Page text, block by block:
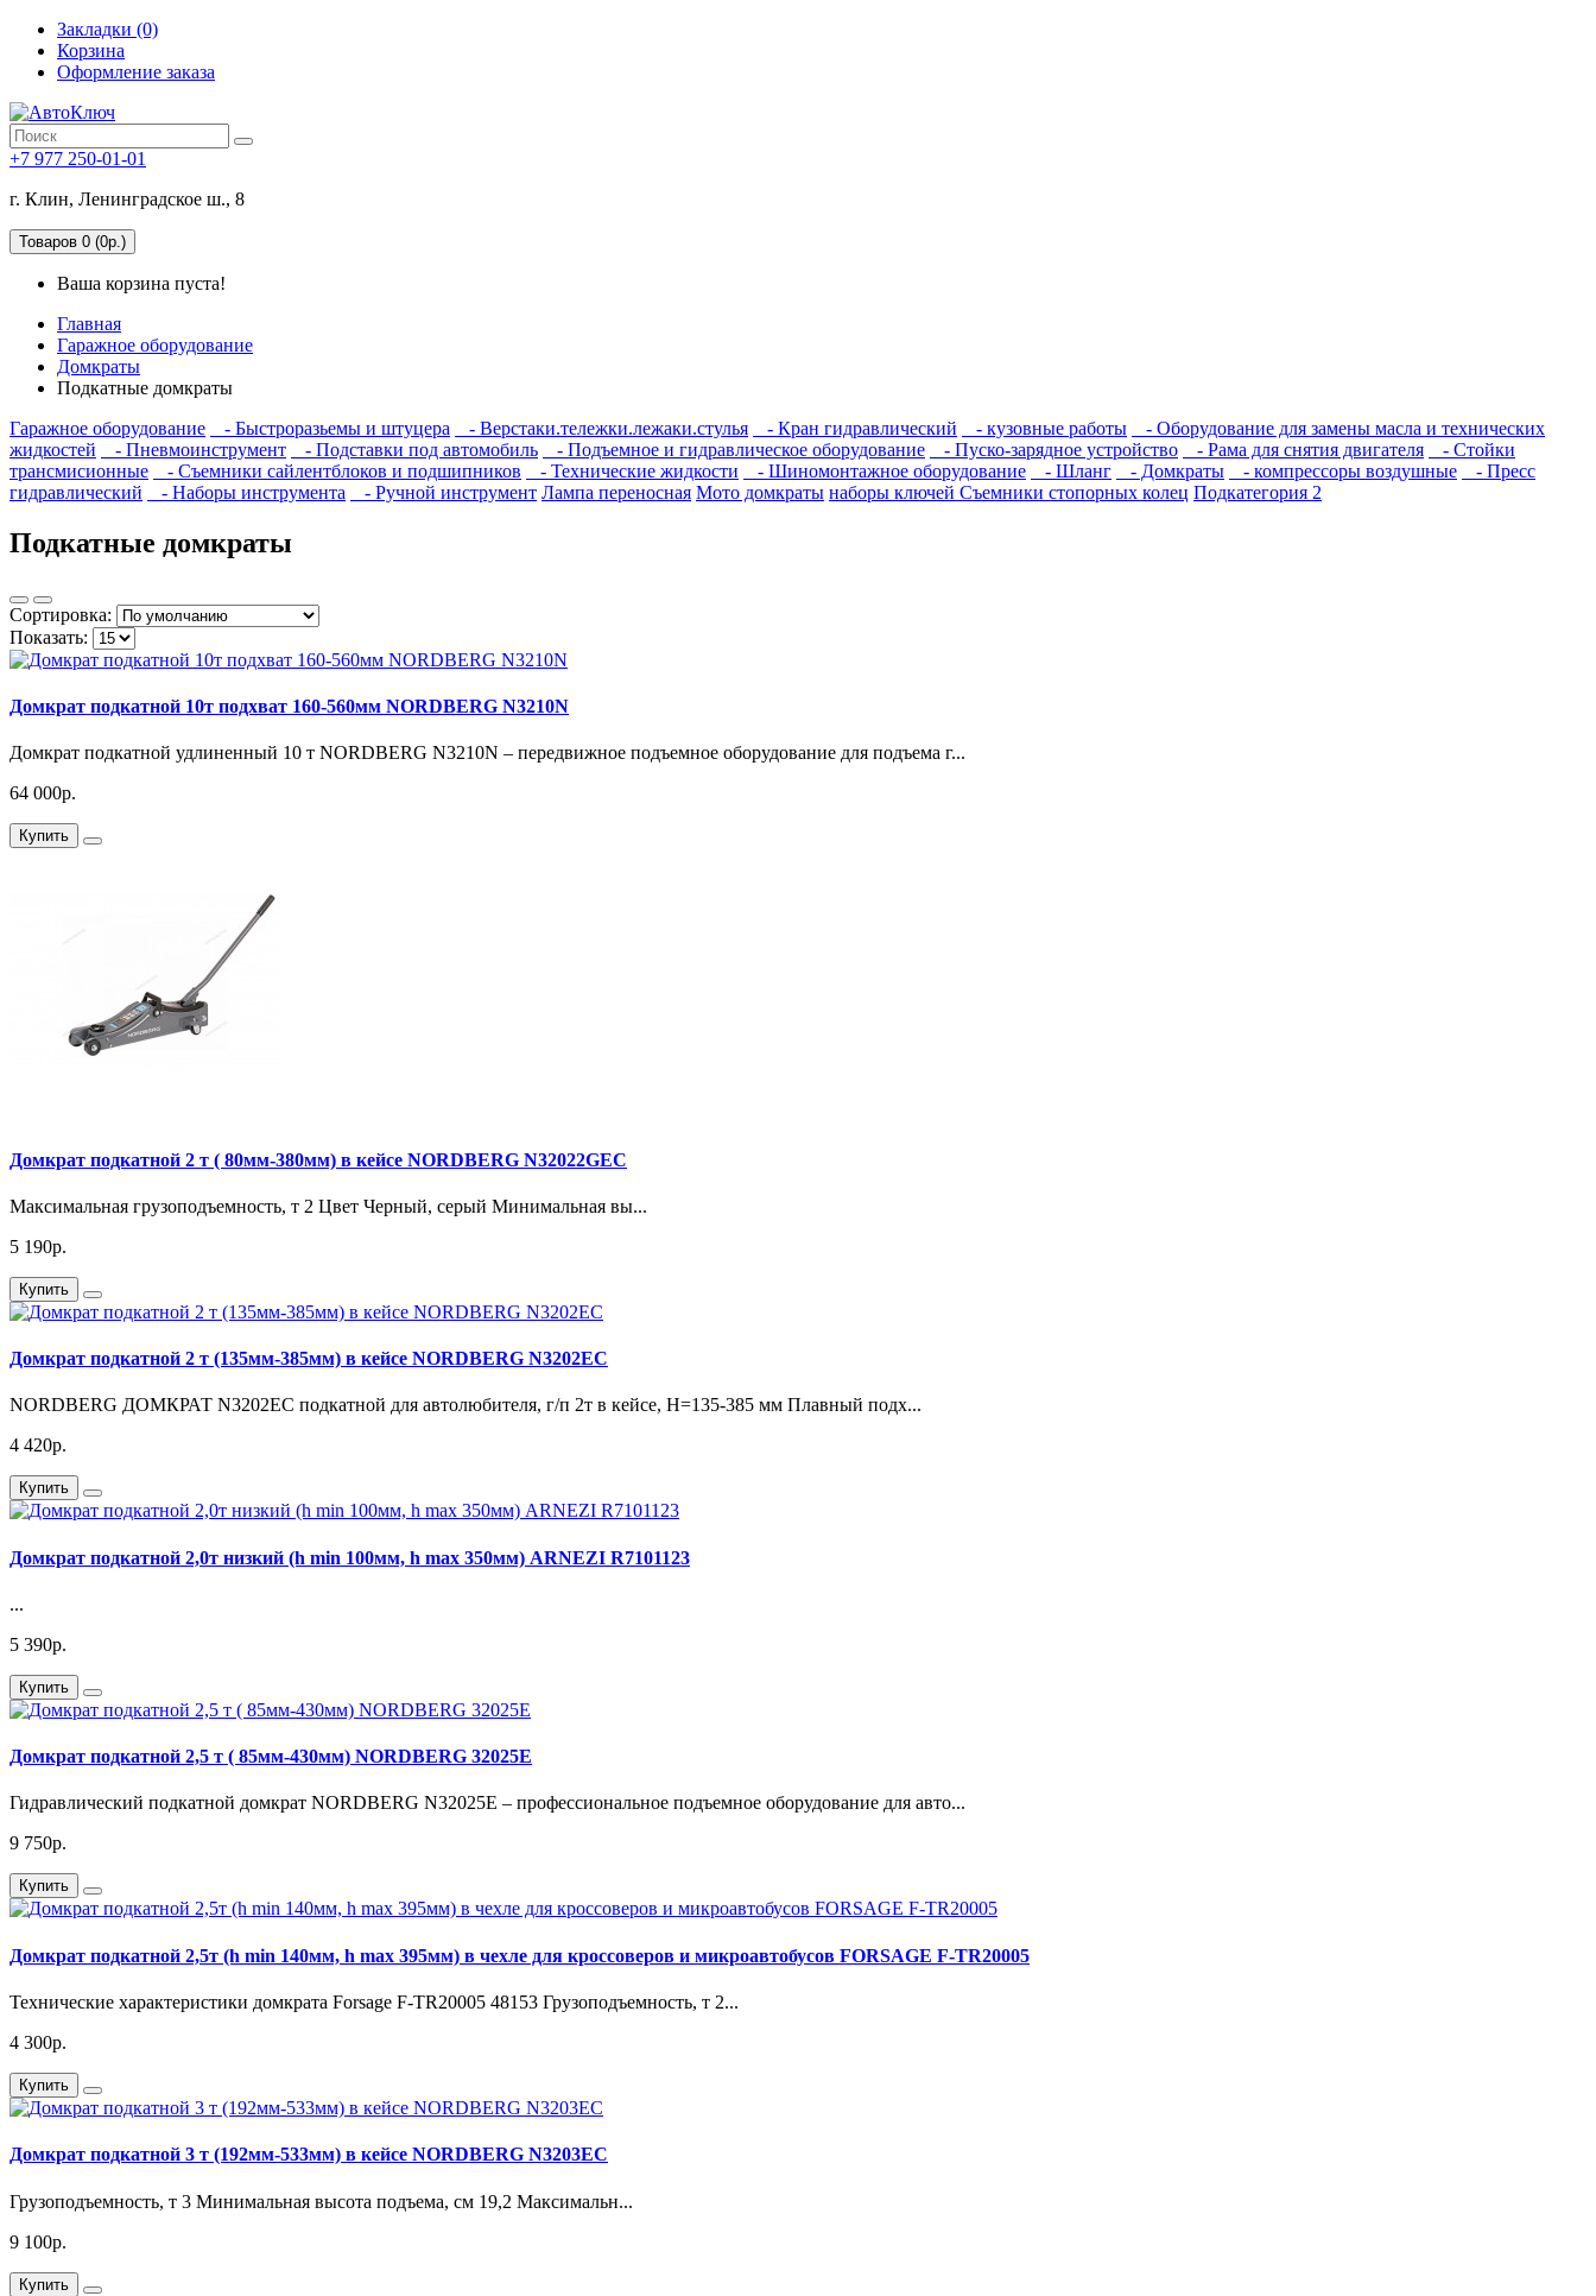
Закладки (0)
Корзина
Оформление заказа
+7 977 250-01-01
г. Клин, Ленинградское ш., 8
Товаров 0 (0р.)
Ваша корзина пуста!
Главная
Гаражное оборудование
Домкраты
Подкатные домкраты
Гаражное оборудование
- Быстроразьемы и штуцера - Верстаки.тележки.лежаки.стулья - Кран гидравлический - кузовные работы
- Оборудование для замены масла и технических
жидкостей
- Пневмоинструмент - Подставки под автомобиль - Подъемное и гидравлическое оборудование - Пуско-зарядное устройство - Рама для снятия двигателя
- Стойки
трансмисионные
- Съемники сайлентблоков и подшипников - Технические жидкости - Шиномонтажное оборудование - Шланг - Домкраты - компрессоры воздушные
- Пресс
гидравлический
- Наборы инструмента - Ручной инструмент Лампа переносная Мото домкраты наборы ключей Съемники стопорных колец Подкатегория 2
Подкатные домкраты
Сортировка:
Показать:
Домкрат подкатной 10т подхват 160-560мм NORDBERG N3210N
Домкрат подкатной удлиненный 10 т NORDBERG N3210N – передвижное подъемное оборудование для подъема г...
64 000р.
Купить
Домкрат подкатной 2 т ( 80мм-380мм) в кейсе NORDBERG N32022GEC
Максимальная грузоподъемность, т 2 Цвет Черный, серый Минимальная вы...
5 190р.
Купить
Домкрат подкатной 2 т (135мм-385мм) в кейсе NORDBERG N3202EC
NORDBERG ДОМКРАТ N3202EC подкатной для автолюбителя, г/п 2т в кейсе, Н=135-385 мм Плавный подх...
4 420р.
Купить
Домкрат подкатной 2,0т низкий (h min 100мм, h max 350мм) ARNEZI R7101123
...
5 390р.
Купить
Домкрат подкатной 2,5 т ( 85мм-430мм) NORDBERG 32025E
Гидравлический подкатной домкрат NORDBERG N32025E – профессиональное подъемное оборудование для авто...
9 750р.
Купить
Домкрат подкатной 2,5т (h min 140мм, h max 395мм) в чехле для кроссоверов и микроавтобусов FORSAGE F-TR20005
Технические характеристики домкрата Forsage F-TR20005 48153 Грузоподъемность, т 2...
4 300р.
Купить
Домкрат подкатной 3 т (192мм-533мм) в кейсе NORDBERG N3203EC
Грузоподъемность, т 3 Минимальная высота подъема, см 19,2 Максимальн...
9 100р.
Купить